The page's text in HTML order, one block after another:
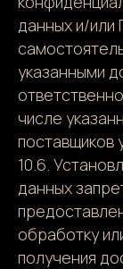
данных и/или
указанными
числе
поставщиков
10.6.
данных
обработку
получения